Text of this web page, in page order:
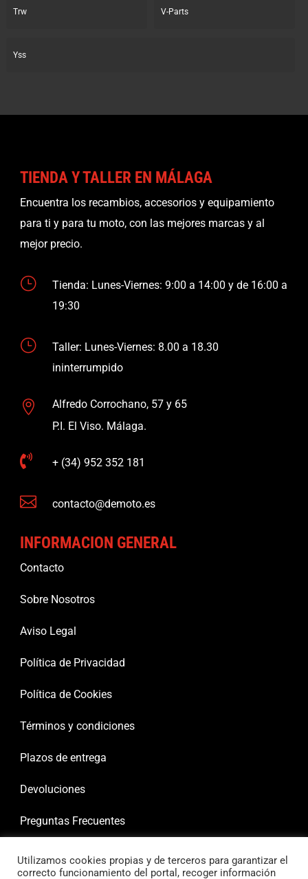
Trw V-Parts
Yss
TIENDA Y TALLER EN MÁLAGA
Encuentra los recambios, accesorios y equipamiento
para ti y para tu moto, con las mejores marcas y al
mejor precio.
}
Tienda: Lunes-Viernes: 9:00 a 14:00 y de 16:00 a
19:30
}
Taller: Lunes-Viernes: 8.00 a 18.30
ininterrumpido

Alfredo Corrochano, 57 y 65
P.I. El Viso. Málaga.
 + (34) 952 352 181
 contacto@demoto.es
INFORMACION GENERAL
Contacto
Sobre Nosotros
Aviso Legal
Política de Privacidad
Política de Cookies
Términos y condiciones
Plazos de entrega
Devoluciones
Preguntas Frecuentes
Utilizamos cookies propias y de terceros para garantizar el
correcto funcionamiento del portal, recoger información